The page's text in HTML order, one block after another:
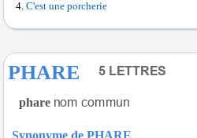
C'est une porcherie
PHARE
phare
Synonyme de PHARE